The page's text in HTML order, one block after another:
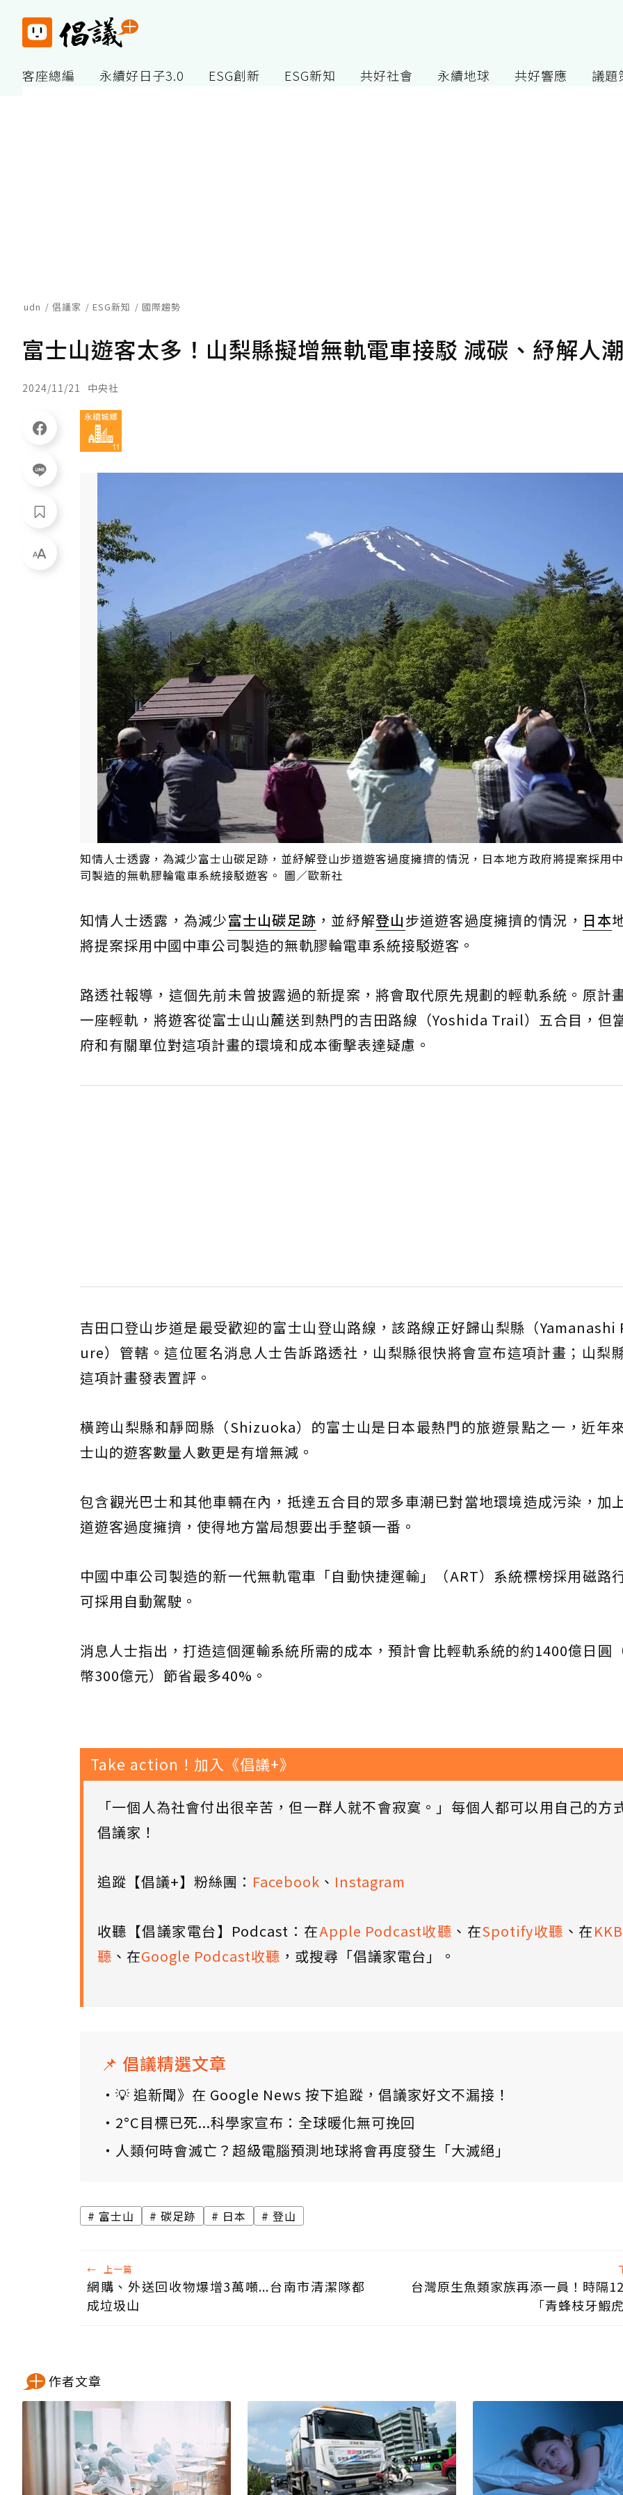
客座總編 永續好日子3.0 ESG創新 ESG新知 共好社會 永續地球 共好響應 議題
udn 倡議家 ESG新知 國際趨勢
富士山遊客太多！山梨縣擬增無軌電車接駁 減碳、紓解人
2024/11/21 中央社
知情人士透露，為減少富士山碳足跡，並紓解登山步道遊客過度擁擠的情況，日本地方政府將提案採用
司製造的無軌膠輪電車系統接駁遊客。 圖／歐新社
知情人士透露，為減少富士山碳足跡 ，並紓解登山步道遊客過度擁擠的情況， 日本
將提案採用中國中車公司製造的無軌膠輪電車系統接駁遊客。
路透社報導，這個先前未曾披露過的新提案，將會取代原先規劃的輕軌系統。原計
一座輕軌，將遊客從富士山山麓送到熱門的吉田路線（Yoshida Trail）五合目，但
府和有關單位對這項計畫的環境和成本衝擊表達疑慮。
吉田口登山步道是最受歡迎的富士山登山路線，該路線正好歸山梨縣（
ure）管轄。這位匿名消息人士告訴路透社，山梨縣很快將會宣布這項計畫；山梨
這項計畫發表置評。
橫跨山梨縣和靜岡縣（Shizuoka）的富士山是日本最熱門的旅遊景點之一，近年
士山的遊客數量人數更是有增無減。
包含觀光巴士和其他車輛在內，抵達五合目的眾多車潮已對當地環境造成污染，加
道遊客過度擁擠，使得地方當局想要出手整頓一番。
中國中車公司製造的新一代無軌電車「自動快捷運輸」（ART）系統標榜採用磁路
可採用自動駕駛。
消息人士指出，打造這個運輸系統所需的成本，預計會比輕軌系統的約1400億日圓
幣300億元）節省最多40%。
Take action！加入《倡議+》
「一個人為社會付出很辛苦，但一群人就不會寂寞。」每個人都可以用自己的方
倡議家！
追蹤【倡議+】粉絲團： Facebook 、 Instagram
收聽【倡議家電台】Podcast：在Apple Podcast收聽 、在Spotify收聽 、在
聽 、在Google Podcast收聽 ，或搜尋「倡議家電台」。
📌 倡議精選文章
💡 追新聞》在 Google News 按下追蹤，倡議家好文不漏接！
2°C目標已死...科學家宣布：全球暖化無可挽回
人類何時會滅亡？超級電腦預測地球將會再度發生「大滅絕」
富士山 碳足跡 日本 登山
← 上一篇
網購、外送回收物爆增3萬噸...台南市清潔隊都
成垃圾山
台灣原生魚類家族再添一員！時隔
「青蜂枝牙鰕
作者文章